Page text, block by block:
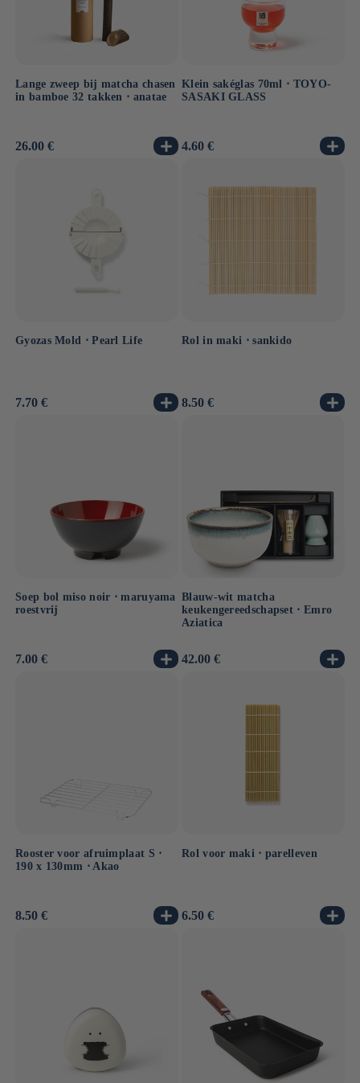
Lange zweep bij matcha chasen
in bamboe 32 takken ⋅ anatae
Normale
26.00 €
Klein sakéglas 70ml ⋅ TOYO-
SASAKI GLASS
Normale
4.60 €
Gyozas Mold ⋅ Pearl Life
Normale
7.70 €
Rol in maki ⋅ sankido
Normale
8.50 €
Soep bol miso noir ⋅ maruyama
roestvrij
Normale
7.00 €
Blauw-wit matcha
keukengereedschapset ⋅ Emro
Aziatica
Normale
42.00 €
Rooster voor afruimplaat S ⋅
190 x 130mm ⋅ Akao
Normale
8.50 €
Rol voor maki ⋅ parelleven
Normale
6.50 €